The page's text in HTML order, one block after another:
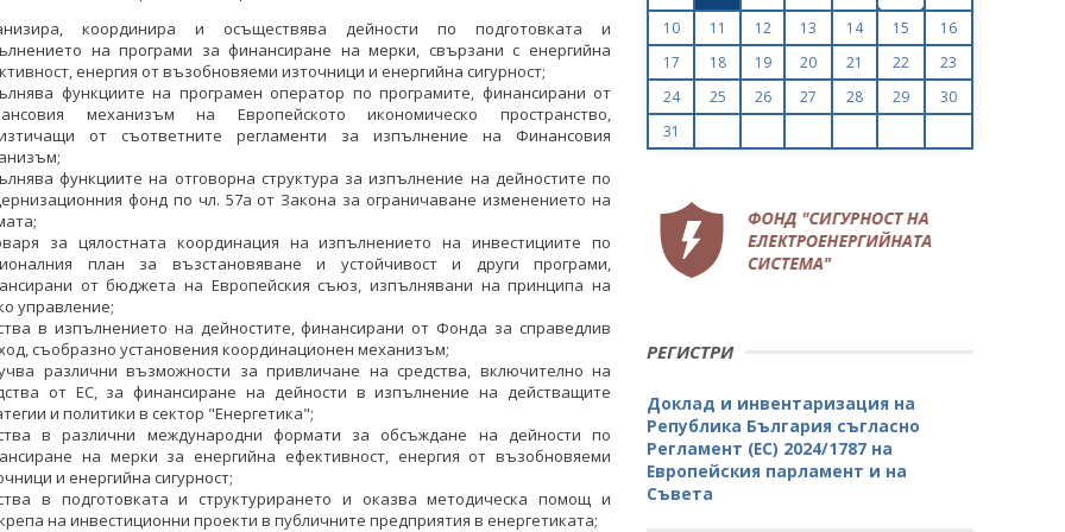
координира и осъществява дейности по подготовката и
на програми за финансиране на мерки, свързани с енергийна
енергия от възобновяеми източници и енергийна сигурност;
функциите на програмен оператор по програмите, финансирани от
механизъм на Европейското икономическо пространство,
от съответните регламенти за изпълнение на Финансовия
функциите на отговорна структура за изпълнение на дейностите по
фонд по чл. 57а от Закона за ограничаване изменението на
за цялостната координация на изпълнението на инвестициите по
план за възстановяване и устойчивост и други програми,
от бюджета на Европейския съюз, изпълнявани на принципа на
управление;
в изпълнението на дейностите, финансирани от Фонда за справедлив
съобразно установения координационен механизъм;
различни възможности за прив­личане на средства, включително на
от ЕС, за финансиране на дейности в изпълнение на действащите
и политики в сектор "Енергетика";
в различни международни формати за обсъждане на дейности по
на мерки за енергийна ефективност, енергия от възобновяеми
и енергийна сигурност;
в подготовката и структурирането и оказва методическа помощ и
на инвестиционни проекти в публичните предприятия в енергетиката;
10
11 12 13 14 15
16
17
18 19 20 21 22
23
24
25 26 27 28 29
30
31
РЕГИСТРИ
Доклад и инвентаризация на
Република България съгласно
Регламент (ЕС) 2024/1787 на
Европейския парламент и на
Съвета